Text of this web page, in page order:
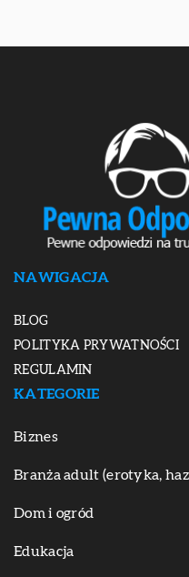
NAWIGACJA
BLOG
POLITYKA PRYWATNOŚCI
REGULAMIN
KATEGORIE
Biznes
Branża adult (erotyka,
Dom i ogród
Edukacja